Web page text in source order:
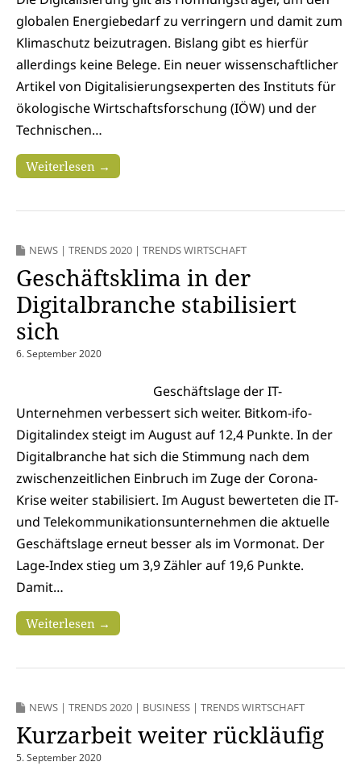
globalen Energiebedarf zu verringern und damit zum
Klimaschutz beizutragen. Bislang gibt es hierfür
allerdings keine Belege. Ein neuer wissenschaftlicher
Artikel von Digitalisierungsexperten des Instituts für
ökologische Wirtschaftsforschung (IÖW) und der
Technischen…
Weiterlesen →
NEWS | TRENDS 2020 | TRENDS WIRTSCHAFT
Geschäftsklima in der
Digitalbranche stabilisiert
sich
6. September 2020
Geschäftslage der IT-
Unternehmen verbessert sich weiter. Bitkom-ifo-
Digitalindex steigt im August auf 12,4 Punkte. In der
Digitalbranche hat sich die Stimmung nach dem
zwischenzeitlichen Einbruch im Zuge der Corona-
Krise weiter stabilisiert. Im August bewerteten die IT-
und Telekommunikationsunternehmen die aktuelle
Geschäftslage erneut besser als im Vormonat. Der
Lage-Index stieg um 3,9 Zähler auf 19,6 Punkte.
Damit…
Weiterlesen →
NEWS | TRENDS 2020 | BUSINESS | TRENDS WIRTSCHAFT
Kurzarbeit weiter rückläufig
5. September 2020